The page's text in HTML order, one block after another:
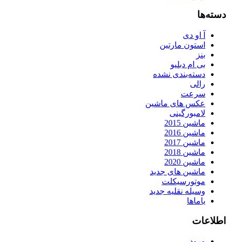
دسته‌ها
آ او دی
استون مارتین
بنز
بی ام دبلیو
دسته‌بندی نشده
رالی
سرعت
عکس های ماشین
لامبورگینی
ماشین 2015
ماشین 2016
ماشین 2017
ماشین 2018
ماشین 2020
ماشین های جدید
موتورسیکلت
وسیله نقلیه جدید
یاماها
اطلاعات